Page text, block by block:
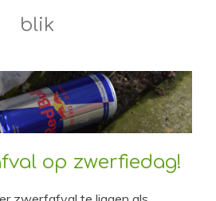
blik
op zwerfiedag!